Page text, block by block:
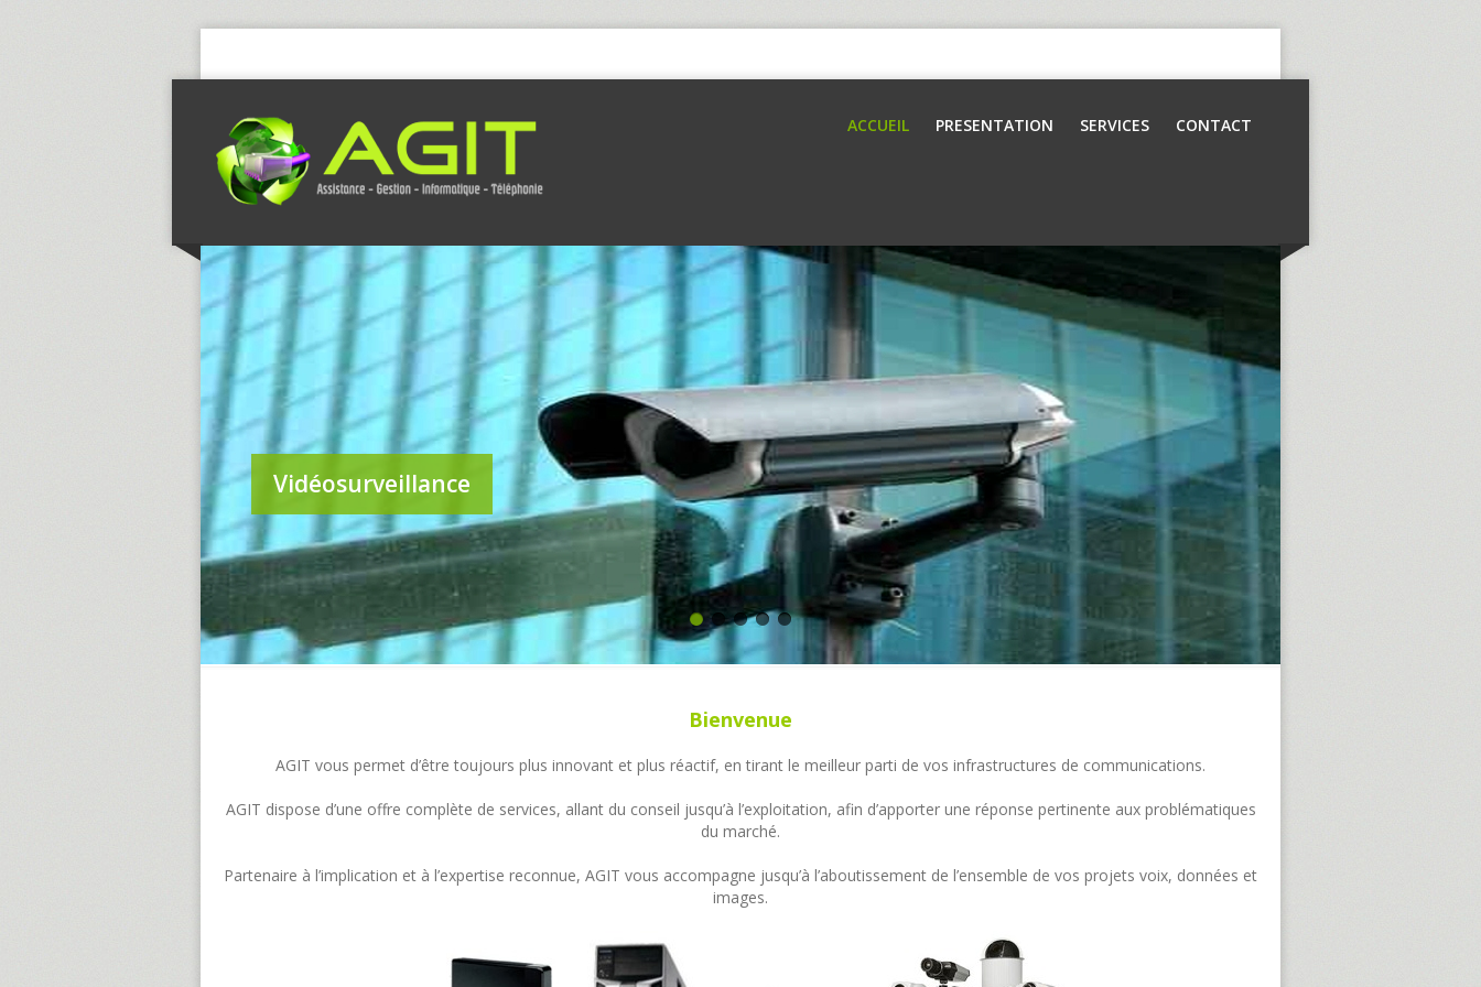
ACCUEIL PRESENTATION SERVICES CONTACT
Vidéosurveillance
Bienvenue
AGIT vous permet d’être toujours plus innovant et plus réactif, en tirant le meilleur parti de vos infrastructures de communications.
AGIT dispose d’une offre complète de services, allant du conseil jusqu’à l’exploitation, afin d’apporter une réponse pertinente aux problématiques
du marché.
Partenaire à l’implication et à l’expertise reconnue, AGIT vous accompagne jusqu’à l’aboutissement de l’ensemble de vos projets voix, données et
images.